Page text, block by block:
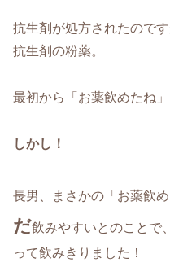
抗生剤が処方されたので
抗生剤の粉薬。
最初から「お薬飲めたね
しかし！
長男、まさかの「お薬飲
だ飲みやすいとのことで
って飲みきりました！